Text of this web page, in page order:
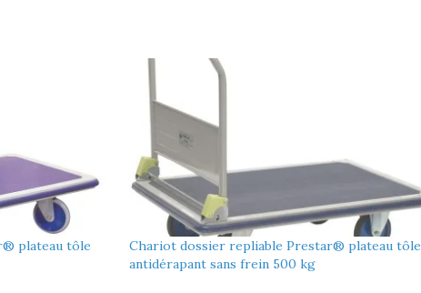
plateau tôle
Chariot dossier repliable Prestar® plateau tôle
antidérapant sans frein 500 kg